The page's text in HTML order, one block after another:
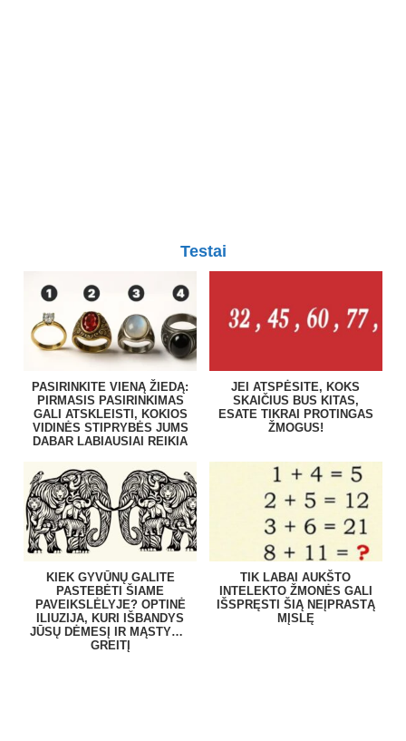
Testai
PASIRINKITE VIENĄ ŽIEDĄ:
PIRMASIS PASIRINKIMAS
GALI ATSKLEISTI, KOKIOS
VIDINĖS STIPRYBĖS JUMS
DABAR LABIAUSIAI REIKIA
JEI ATSPĖSITE, KOKS
SKAIČIUS BUS KITAS,
ESATE TIKRAI PROTINGAS
ŽMOGUS!
KIEK GYVŪNŲ GALITE
PASTEBĖTI ŠIAME
PAVEIKSLĖLYJE? OPTINĖ
ILIUZIJA, KURI IŠBANDYS
JŪSŲ DĖMESĮ IR MĄSTYMO
GREITĮ
TIK LABAI AUKŠTO
INTELEKTO ŽMONĖS GALI
IŠSPRĘSTI ŠIĄ NEĮPRASTĄ
MĮSLĘ